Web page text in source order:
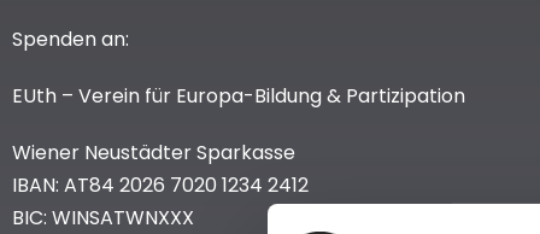
Spenden an:
EUth – Verein für Europa-Bildung & Partizipation
Wiener Neustädter Sparkasse
IBAN: AT84 2026 7020 1234 2412
BIC: WINSATWNXXX